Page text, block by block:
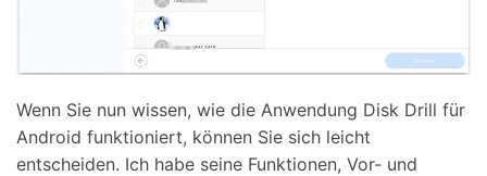
Wenn Sie nun wissen, wie die Anwendung Disk Drill für
Android funktioniert, können Sie sich leicht
entscheiden. Ich habe seine Funktionen, Vor- und